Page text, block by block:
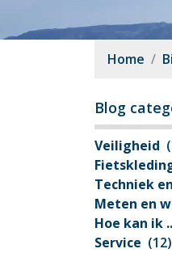
Home
Blog
Veiligheid
Techniek
Meten en
Hoe kan ik
Service (12)